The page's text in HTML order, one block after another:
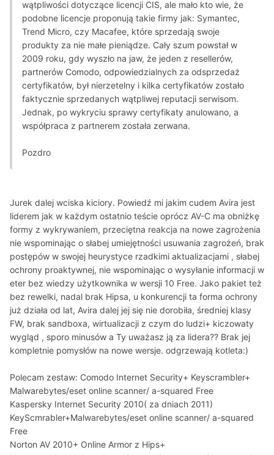
wątpliwości dotyczące licencji CIS, ale mało kto wie, że
podobne licencje proponują takie firmy jak: Symantec,
Trend Micro, czy Macafee, które sprzedają swoje
produkty za nie małe pieniądze. Cały szum powstał w
2009 roku, gdy wyszło na jaw, że jeden z resellerów,
partnerów Comodo, odpowiedzialnych za odsprzedaż
certyfikatów, był nierzetelny i kilka certyfikatów zostało
faktycznie sprzedanych wątpliwej reputacji serwisom.
Jednak, po wykryciu sprawy certyfikaty anulowano, a
współpraca z partnerem została zerwana.
Pozdro
Jurek dalej wciska kiciory. Powiedź mi jakim cudem Avira jest
liderem jak w każdym ostatnio teście oprócz AV-C ma obniżkę
formy z wykrywaniem, przeciętna reakcja na nowe zagrożenia
nie wspominając o słabej umiejętności usuwania zagrożeń, brak
postępów w swojej heurystyce rzadkimi aktualizacjami , słabej
ochrony proaktywnej, nie wspominając o wysyłanie informacji w
eter bez wiedzy użytkownika w wersji 10 Free. Jako pakiet też
bez rewelki, nadal brak Hipsa, u konkurencji ta forma ochrony
już działa od lat, Avira dalej jej się nie dorobiła, średniej klasy
FW, brak sandboxa, wirtualizacji z czym do ludzi+ kiczowaty
wygląd , sporo minusów a Ty uważasz ją za lidera?? Brak jej
kompletnie pomysłów na nowe wersje. odgrzewają kotleta:)
Polecam zestaw: Comodo Internet Security+ Keyscrambler+
Malwarebytes/eset online scanner/ a-squared Free
Kaspersky Internet Security 2010( za dniach 2011)
KeyScmrabler+Malwarebytes/eset online scanner/ a-squared
Free
Norton AV 2010+ Online Armor z Hips+